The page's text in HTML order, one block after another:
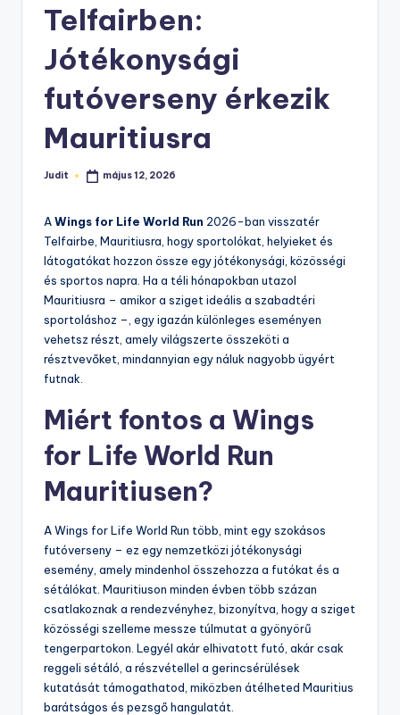
Telfairben:
Jótékonysági
futóverseny érkezik
Mauritiusra
Posted
Judit május 12, 2026
AWings for Life World Run 2026-ban visszatér
Telfairbe, Mauritiusra, hogy sportolókat, helyieket és
látogatókat hozzon össze egy jótékonysági, közösségi
és sportos napra. Ha a téli hónapokban utazol
Mauritiusra – amikor a sziget ideális a szabadtéri
sportoláshoz –, egy igazán különleges eseményen
vehetsz részt, amely világszerte összeköti a
résztvevőket, mindannyian egy náluk nagyobb ügyért
futnak.
Miért fontos a Wings
for Life World Run
Mauritiusen?
A Wings for Life World Run több, mint egy szokásos
futóverseny – ez egy nemzetközi jótékonysági
esemény, amely mindenhol összehozza a futókat és a
sétálókat. Mauritiuson minden évben több százan
csatlakoznak a rendezvényhez, bizonyítva, hogy a sziget
közösségi szelleme messze túlmutat a gyönyörű
tengerpartokon. Legyél akár elhivatott futó, akár csak
reggeli sétáló, a részvétellel a gerincsérülések
kutatását támogathatod, miközben átélheted Mauritius
barátságos és pezsgő hangulatát.